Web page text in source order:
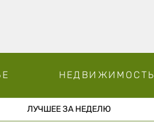
НЕДВИЖИМОСТЬ
ЛУЧШЕЕ ЗА НЕДЕЛЮ